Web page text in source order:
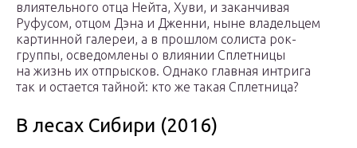
влиятельного отца Нейта, Хуви, и заканчивая
Руфусом, отцом Дэна и Дженни, ныне владельцем
картинной галереи, а в прошлом солиста рок-
группы, осведомлены о влиянии Сплетницы
на жизнь их отпрысков. Однако главная интрига
так и остается тайной: кто же такая Сплетница?
В лесах Сибири (2016)